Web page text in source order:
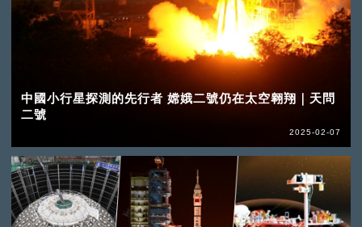
中國小行星探測的先行者 嫦娥二號仍在太空翱翔｜天問
二號
2025-02-07